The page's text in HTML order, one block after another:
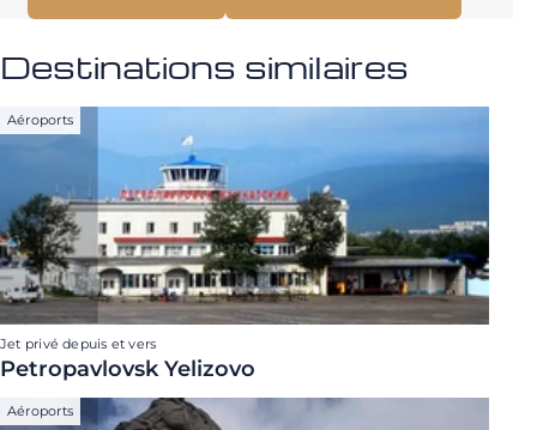
Destinations similaires
Aéroports
Jet privé depuis et vers
Petropavlovsk Yelizovo
Aéroports